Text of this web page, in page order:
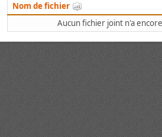
Nom de fichier
Aucun fichier joint n'a